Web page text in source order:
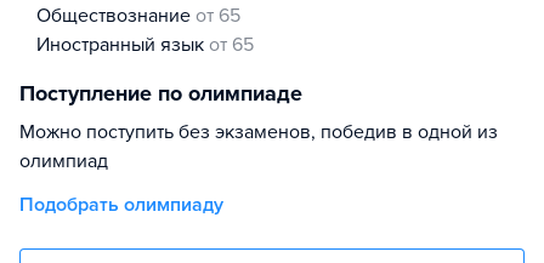
обществознание от 65
иностранный язык от 65
Поступление по олимпиаде
Можно поступить без экзаменов, победив в одной из
олимпиад
Подобрать олимпиаду